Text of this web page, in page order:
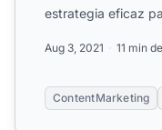
estrategia eficaz
Aug 3, 2021 11 min
ContentMarketing